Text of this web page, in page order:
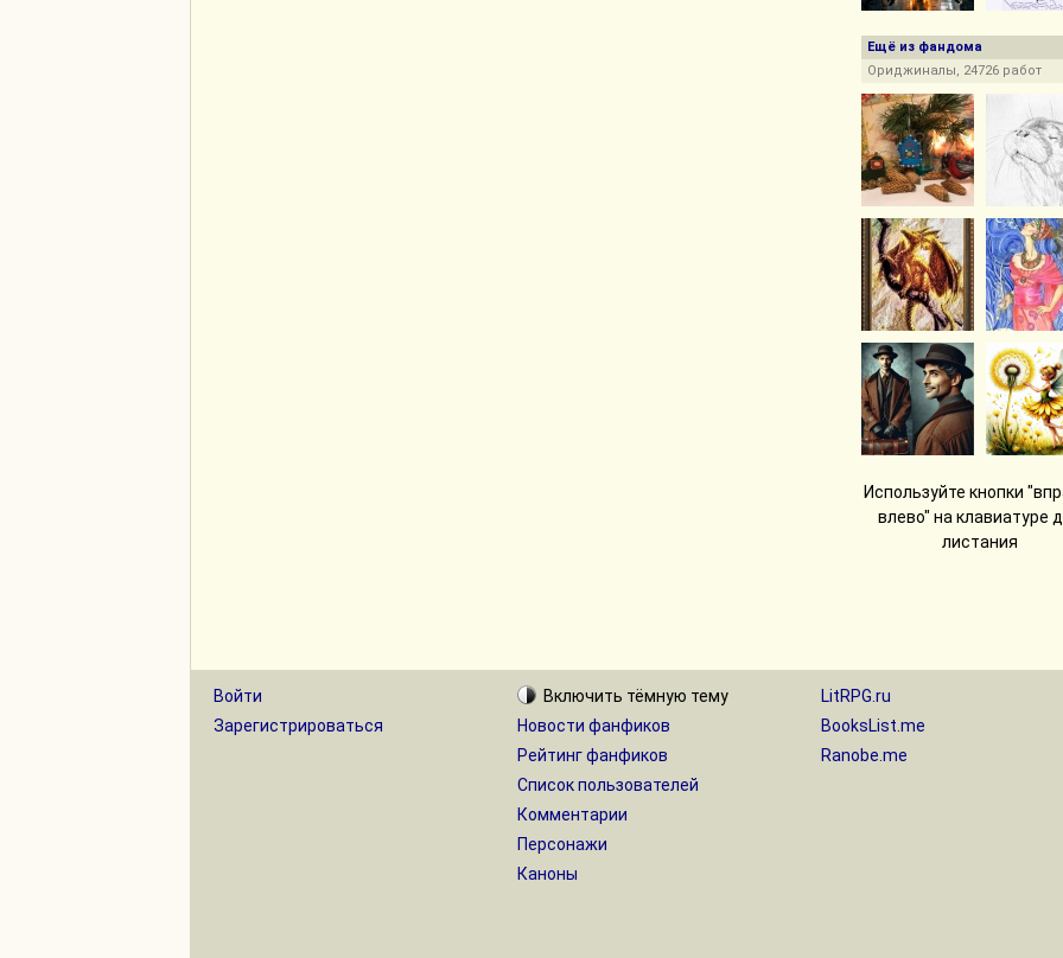
Ещё из фандома
Ориджиналы, 24726 работ
Используйте кнопки
влево" на клавиатуре
листания
Войти
Зарегистрироваться
Включить тёмную тему
Новости фанфиков
Рейтинг фанфиков
Список пользователей
Комментарии
Персонажи
Каноны
LitRPG.ru
BooksList.me
Ranobe.me